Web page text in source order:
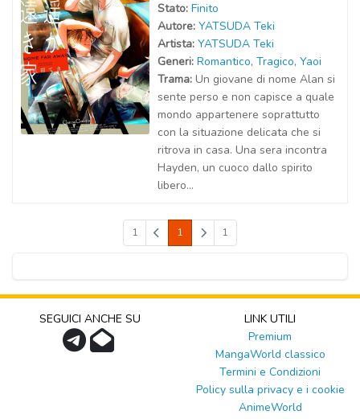
Stato: Finito
Autore: YATSUDA Teki
Artista: YATSUDA Teki
Generi: Romantico, Tragico, Yaoi
Trama: Un giovane di nome Alan si
sente perso e non capisce a quale
mondo appartenere soprattutto
con la situazione delicata che si
ritrova in casa. Una sera incontra
Hayden, un cuoco dallo spirito
libero...
1 1 1
SEGUICI ANCHE SU
LINK UTILI
Premium
MangaWorld classico
Termini e Condizioni
Policy sulla privacy e i cookie
AnimeWorld